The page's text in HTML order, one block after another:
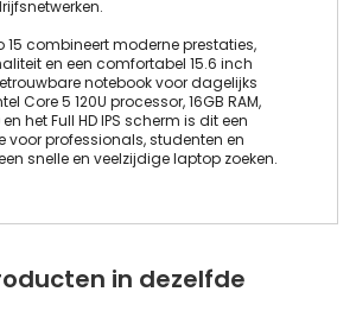
15 combineert moderne prestaties,
en een comfortabel 15.6 inch
notebook voor dagelijks
Core 5 120U processor, 16GB RAM,
en het Full HD IPS scherm is dit een
voor professionals, studenten en
snelle en veelzijdige laptop zoeken.
in dezelfde